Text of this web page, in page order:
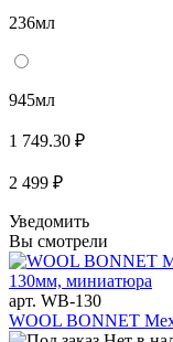
236мл
945мл
1 749.30 ₽
2 499 ₽
Уведомить
Вы смотрели
арт. WB-130
WOOL BONNET